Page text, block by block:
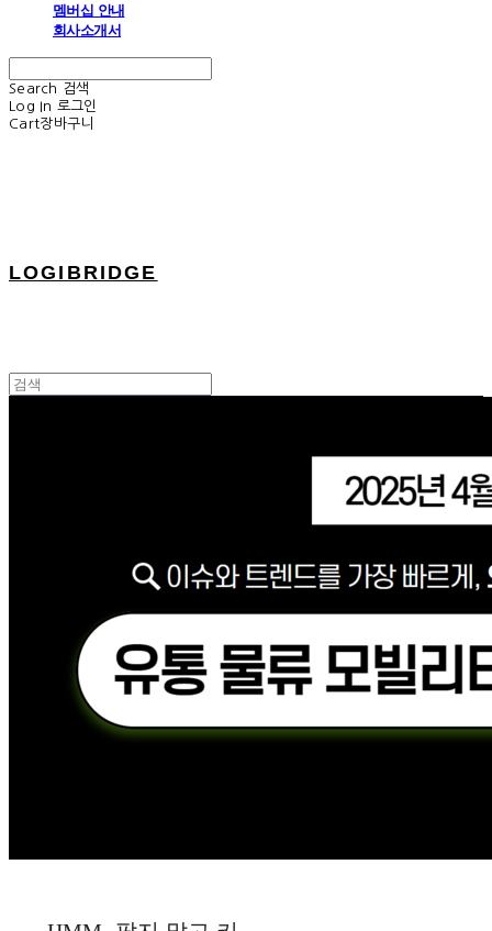
멤버십 안내
회사소개서
Search
검색
Log In 로그인
Cart장바구니
LOGIBRIDGE